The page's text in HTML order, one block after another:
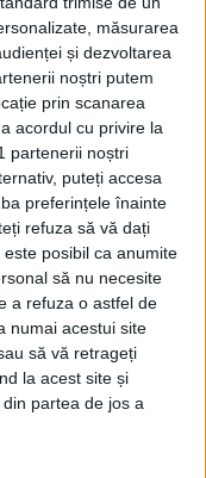
măsurarea
și dezvoltarea
noștri putem
prin scanarea
acordul cu privire la
partenerii noștri
puteți accesa
preferințele înainte
refuza să vă dați
posibil ca anumite
să nu necesite
a refuza o astfel de
numai acestui site
să vă retrageți
la acest site și
partea de jos a
care au ruinat
România
SĂ NE URMĂRIȚI
aparate